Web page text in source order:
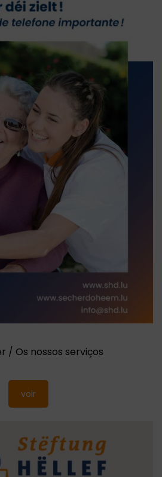
/ Os nossos serviços
voir